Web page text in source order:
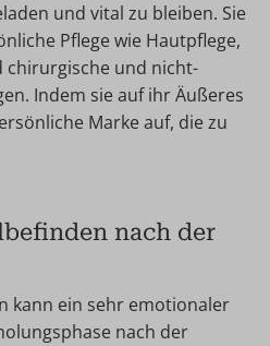
und vital zu bleiben. Sie
Pflege wie Hautpflege,
chirurgische und nicht-
Indem sie auf ihr Äußeres
Marke auf, die zu
nach der
kann ein sehr emotionaler
nach der